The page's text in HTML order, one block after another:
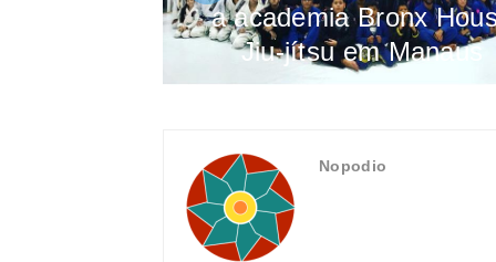
a academia Bronx
Jiu-jítsu em Manaus
Nopodio